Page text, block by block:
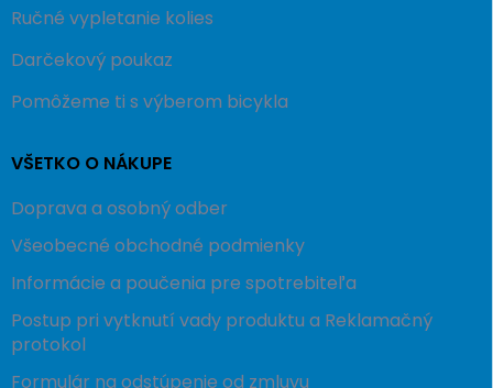
Ručné vypletanie kolies
Darčekový poukaz
Pomôžeme ti s výberom bicykla
VŠETKO O NÁKUPE
Doprava a osobný odber
Všeobecné obchodné podmienky
Informácie a poučenia pre spotrebiteľa
Postup pri vytknutí vady produktu a Reklamačný
protokol
Formulár na odstúpenie od zmluvu